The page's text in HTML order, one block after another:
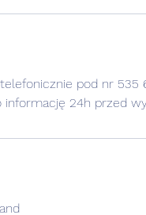
pod nr 535
24h przed